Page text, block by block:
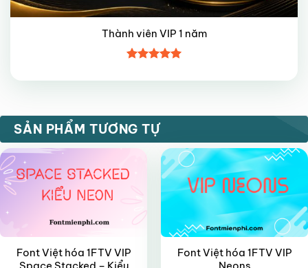
Thành viên VIP 1 năm
hạng55
SẢN PHẨM TƯƠNG TỰ
VIP
Font Việt hóa 1FTV VIP
Font Việt hóa 1FTV VIP